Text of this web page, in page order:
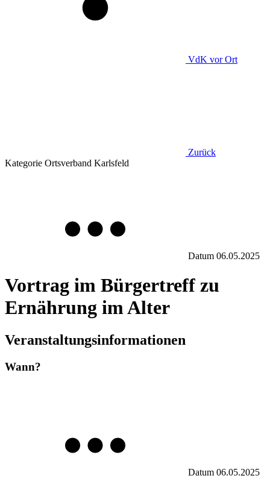
VdK vor Ort
Zurück
Kategorie Ortsverband Karlsfeld
Datum 06.05.2025
Vortrag im Bürgertreff zu
Ernährung im Alter
Veranstaltungsinformationen
Wann?
Datum 06.05.2025